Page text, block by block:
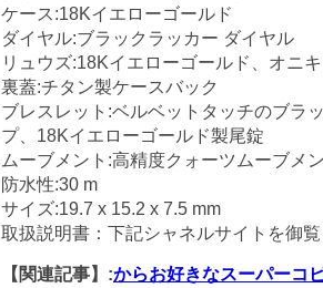
ケース:18Kイエローゴールド
ダイヤル:ブラックラッカー ダイヤル
リュウズ:18Kイエローゴールド、オニ
裏蓋:チタン製ケースバック
ブレスレット:ベルベットタッチのブラ
プ、18Kイエローゴールド製尾錠
ムーブメント:高精度クォーツムーブメ
防水性:30 m
サイズ:19.7 x 15.2 x 7.5 mm
取扱説明書：下記シャネルサイトを御
【関連記事】:からお好きなスーパーコ